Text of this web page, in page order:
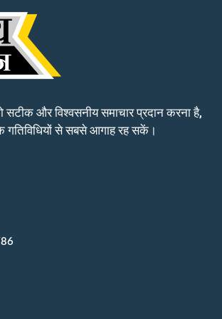
सटीक और विश्वसनीय समाचार प्रदान करना है,
गतिविधियों से सबसे आगाह रह सकें।